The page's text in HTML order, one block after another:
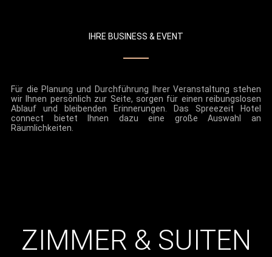
IHRE BUSINESS & EVENT
Für die Planung und Durchführung Ihrer Veranstaltung stehen
wir Ihnen persönlich zur Seite, sorgen für einen reibungslosen
Ablauf und bleibenden Erinnerungen. Das Spreezeit Hotel
connect bietet Ihnen dazu eine große Auswahl an
Räumlichkeiten.
ZIMMER & SUITEN